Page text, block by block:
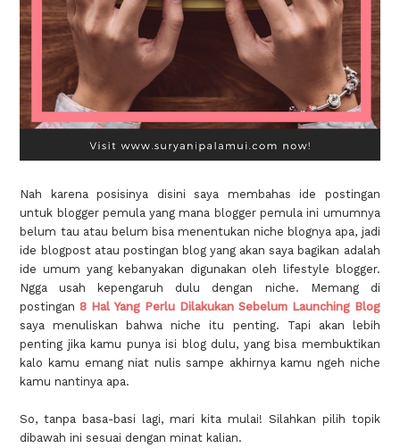
Nah karena posisinya disini saya membahas ide postingan
untuk blogger pemula yang mana blogger pemula ini umumnya
belum tau atau belum bisa menentukan niche blognya apa, jadi
ide blogpost atau postingan blog yang akan saya bagikan adalah
ide umum yang kebanyakan digunakan oleh lifestyle blogger.
Ngga usah kepengaruh dulu dengan niche. Memang di
postingan8 Hal Yang Perlu Dilakukan Sebelum Launching Blog
saya menuliskan bahwa niche itu penting. Tapi akan lebih
penting jika kamu punya isi blog dulu, yang bisa membuktikan
kalo kamu emang niat nulis sampe akhirnya kamu ngeh niche
kamu nantinya apa.
So, tanpa basa-basi lagi, mari kita mulai! Silahkan pilih topik
dibawah ini sesuai dengan minat kalian.